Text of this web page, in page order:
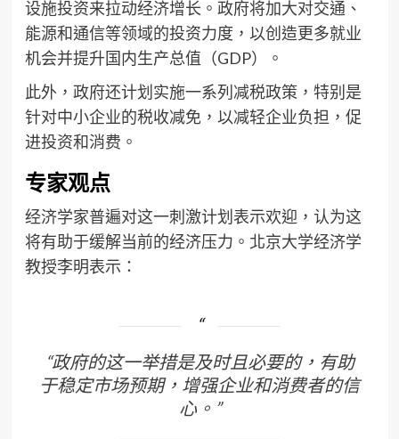
设施投资来拉动经济增长。政府将加大对交通、
能源和通信等领域的投资力度，以创造更多就业
机会并提升国内生产总值（GDP）。
此外，政府还计划实施一系列减税政策，特别是
针对中小企业的税收减免，以减轻企业负担，促
进投资和消费。
专家观点
经济学家普遍对这一刺激计划表示欢迎，认为这
将有助于缓解当前的经济压力。北京大学经济学
教授李明表示：
“政府的这一举措是及时且必要的，有助
于稳定市场预期，增强企业和消费者的信
心。”